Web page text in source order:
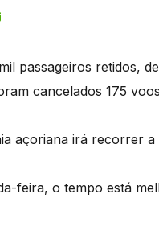
passageiros retidos,
cancelados 175
açoriana irá recorrer
feira, o tempo está